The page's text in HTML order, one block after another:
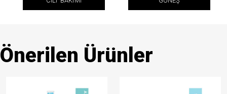
Önerilen Ürünler